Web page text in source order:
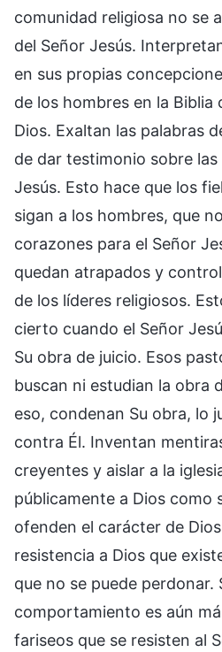
comunidad religiosa no se
del Señor Jesús.
en sus propias
de los hombres en la Biblia
Dios. Exaltan las palabras
de dar testimonio sobre
Jesús. Esto hace que los
sigan a los hombres, que
corazones para el Señor
quedan atrapados y
de los líderes religiosos.
cierto cuando el Señor
Su obra de juicio. Esos
buscan ni estudian la obra
eso, condenan Su obra, lo
contra Él. Inventan
creyentes y aislar a la
públicamente a Dios como
ofenden el carácter de
resistencia a Dios que
que no se puede perdonar.
comportamiento es aún
fariseos que se resisten al